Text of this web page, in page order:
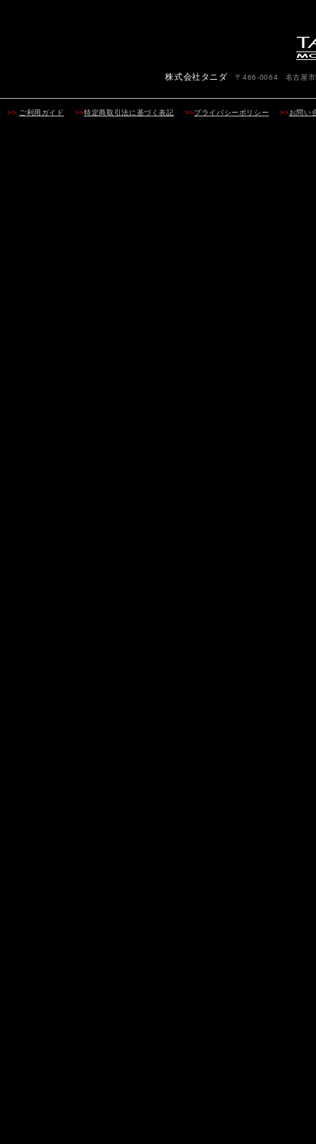
株式会社タニダ 〒466-0064 名古屋市
>> ご利用ガイド >>特定商取引法に基づく表記 >>プライバシーポリシー >>お問い